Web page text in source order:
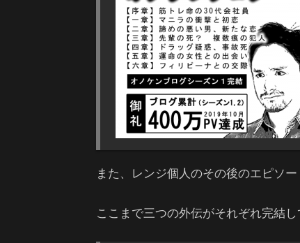
また、レンジ個人のその後のエピソ
ここまで三つの外伝がそれぞれ完結し